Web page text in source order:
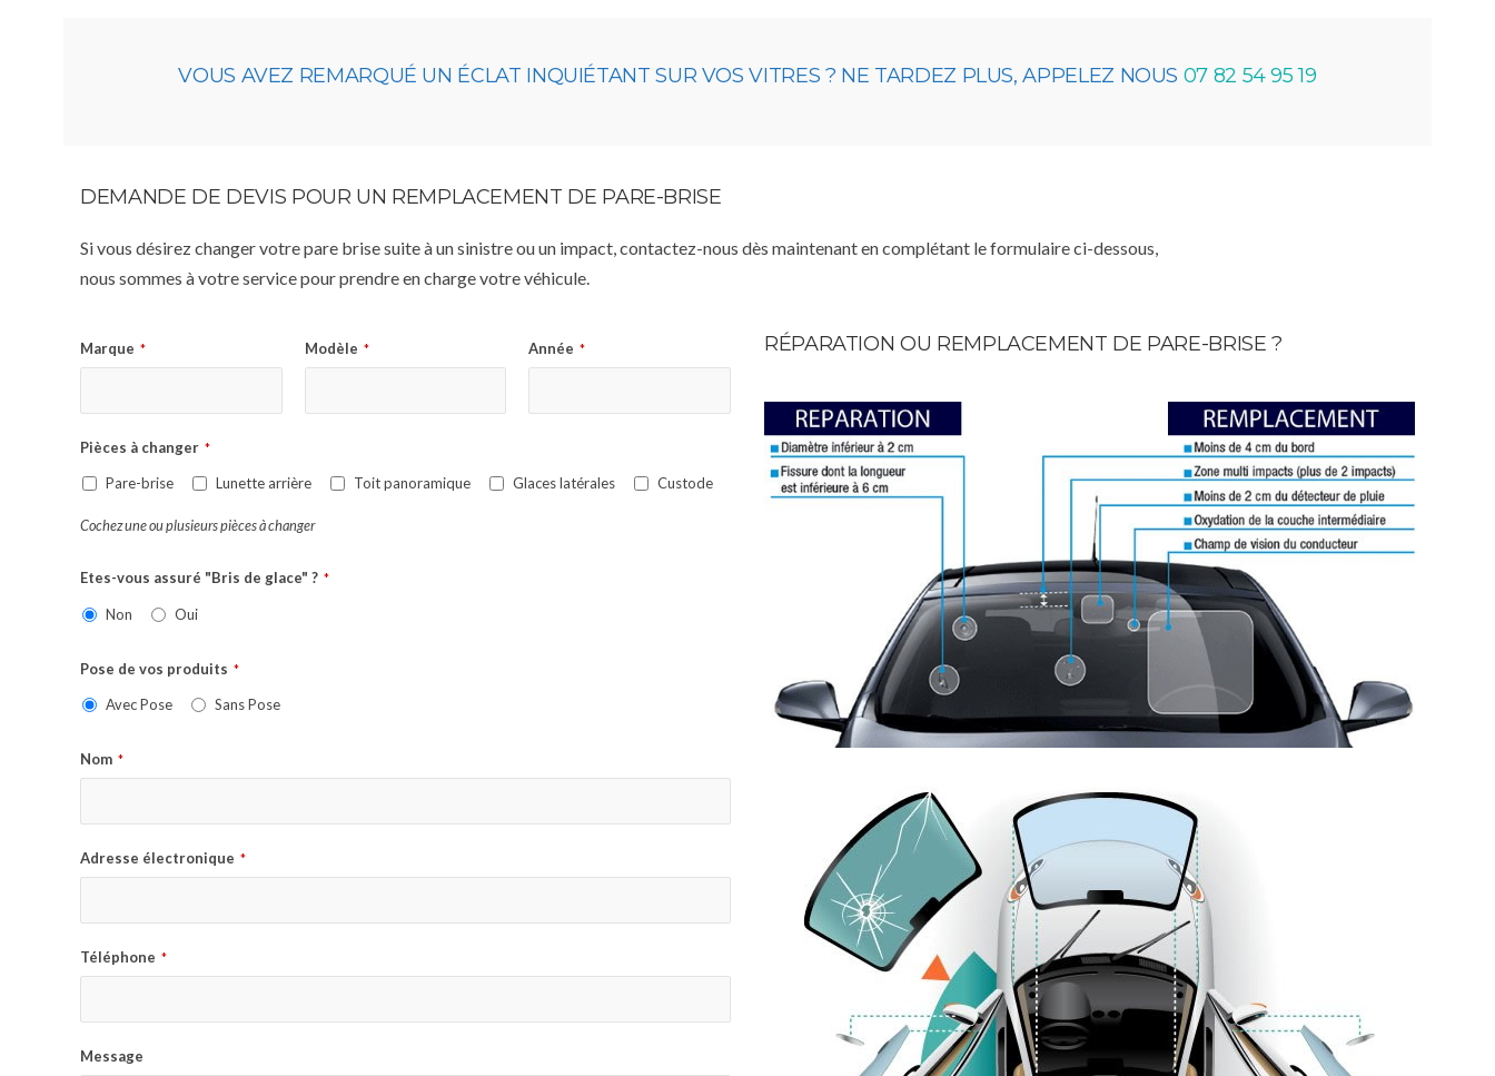
VOUS AVEZ REMARQUÉ UN ÉCLAT INQUIÉTANT SUR VOS VITRES ? NE TARDEZ PLUS, APPELEZ NOUS 07 82 54 95 19
DEMANDE DE DEVIS POUR UN REMPLACEMENT DE PARE-BRISE
Si vous désirez changer votre pare brise suite à un sinistre ou un impact, contactez-nous dès maintenant en complétant le formulaire ci-dessous,
nous sommes à votre service pour prendre en charge votre véhicule.
Marque * Modèle * Année *
Pièces à changer *
Pare-brise Lunette arrière Toit panoramique Glaces latérales Custode
Cochez une ou plusieurs pièces à changer
Etes-vous assuré "Bris de glace" ? *
Non Oui
Pose de vos produits *
Avec Pose Sans Pose
Nom *
Adresse électronique *
Téléphone *
Message
RÉPARATION OU REMPLACEMENT DE PARE-BRISE ?